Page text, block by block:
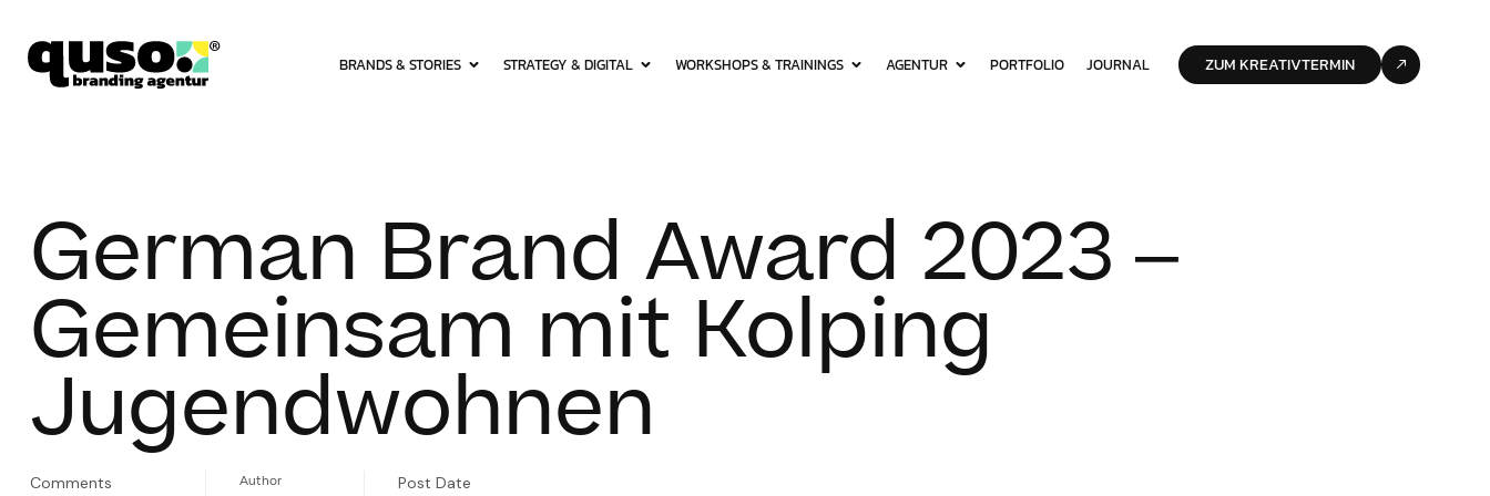
BRANDS & STORIES STRATEGY & DIGITAL WORKSHOPS & TRAININGS AGENTUR PORTFOLIO JOURNAL ZUM KREATIVTERMIN
German Brand Award 2023 –
Gemeinsam mit Kolping
Jugendwohnen
Comments Author Post Date